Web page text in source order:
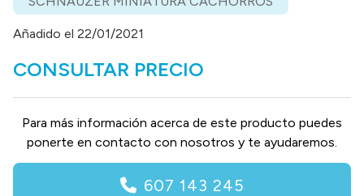
Añadido el 22/01/2021
CONSULTAR PRECIO
Para más información acerca de este producto puedes
ponerte en contacto con nosotros y te ayudaremos.
607 143 245